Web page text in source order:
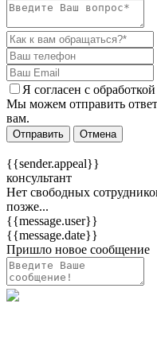
Я согласен c
Мы можем отправить
вам.
Отправить Отмена
{{sender.appeal}}
консультант
Нет свободных
позже...
{{message.user}}
{{message.date}}
Пришло новое сообщение